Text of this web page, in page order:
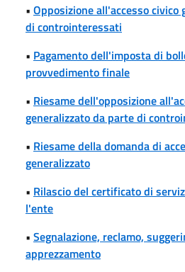
• Opposizione all'accesso civico
di controinteressati
• Pagamento dell'imposta di
provvedimento finale
• Riesame dell'opposizione
generalizzato da parte di
• Riesame della domanda di
generalizzato
• Rilascio del certificato di
l'ente
• Segnalazione, reclamo,
apprezzamento